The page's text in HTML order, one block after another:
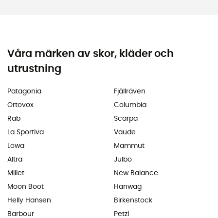
Våra märken av skor, kläder och
utrustning
Patagonia
Ortovox
Rab
La Sportiva
Lowa
Altra
Millet
Moon Boot
Helly Hansen
Barbour
Fjällräven
Columbia
Scarpa
Vaude
Mammut
Julbo
New Balance
Hanwag
Birkenstock
Petzl